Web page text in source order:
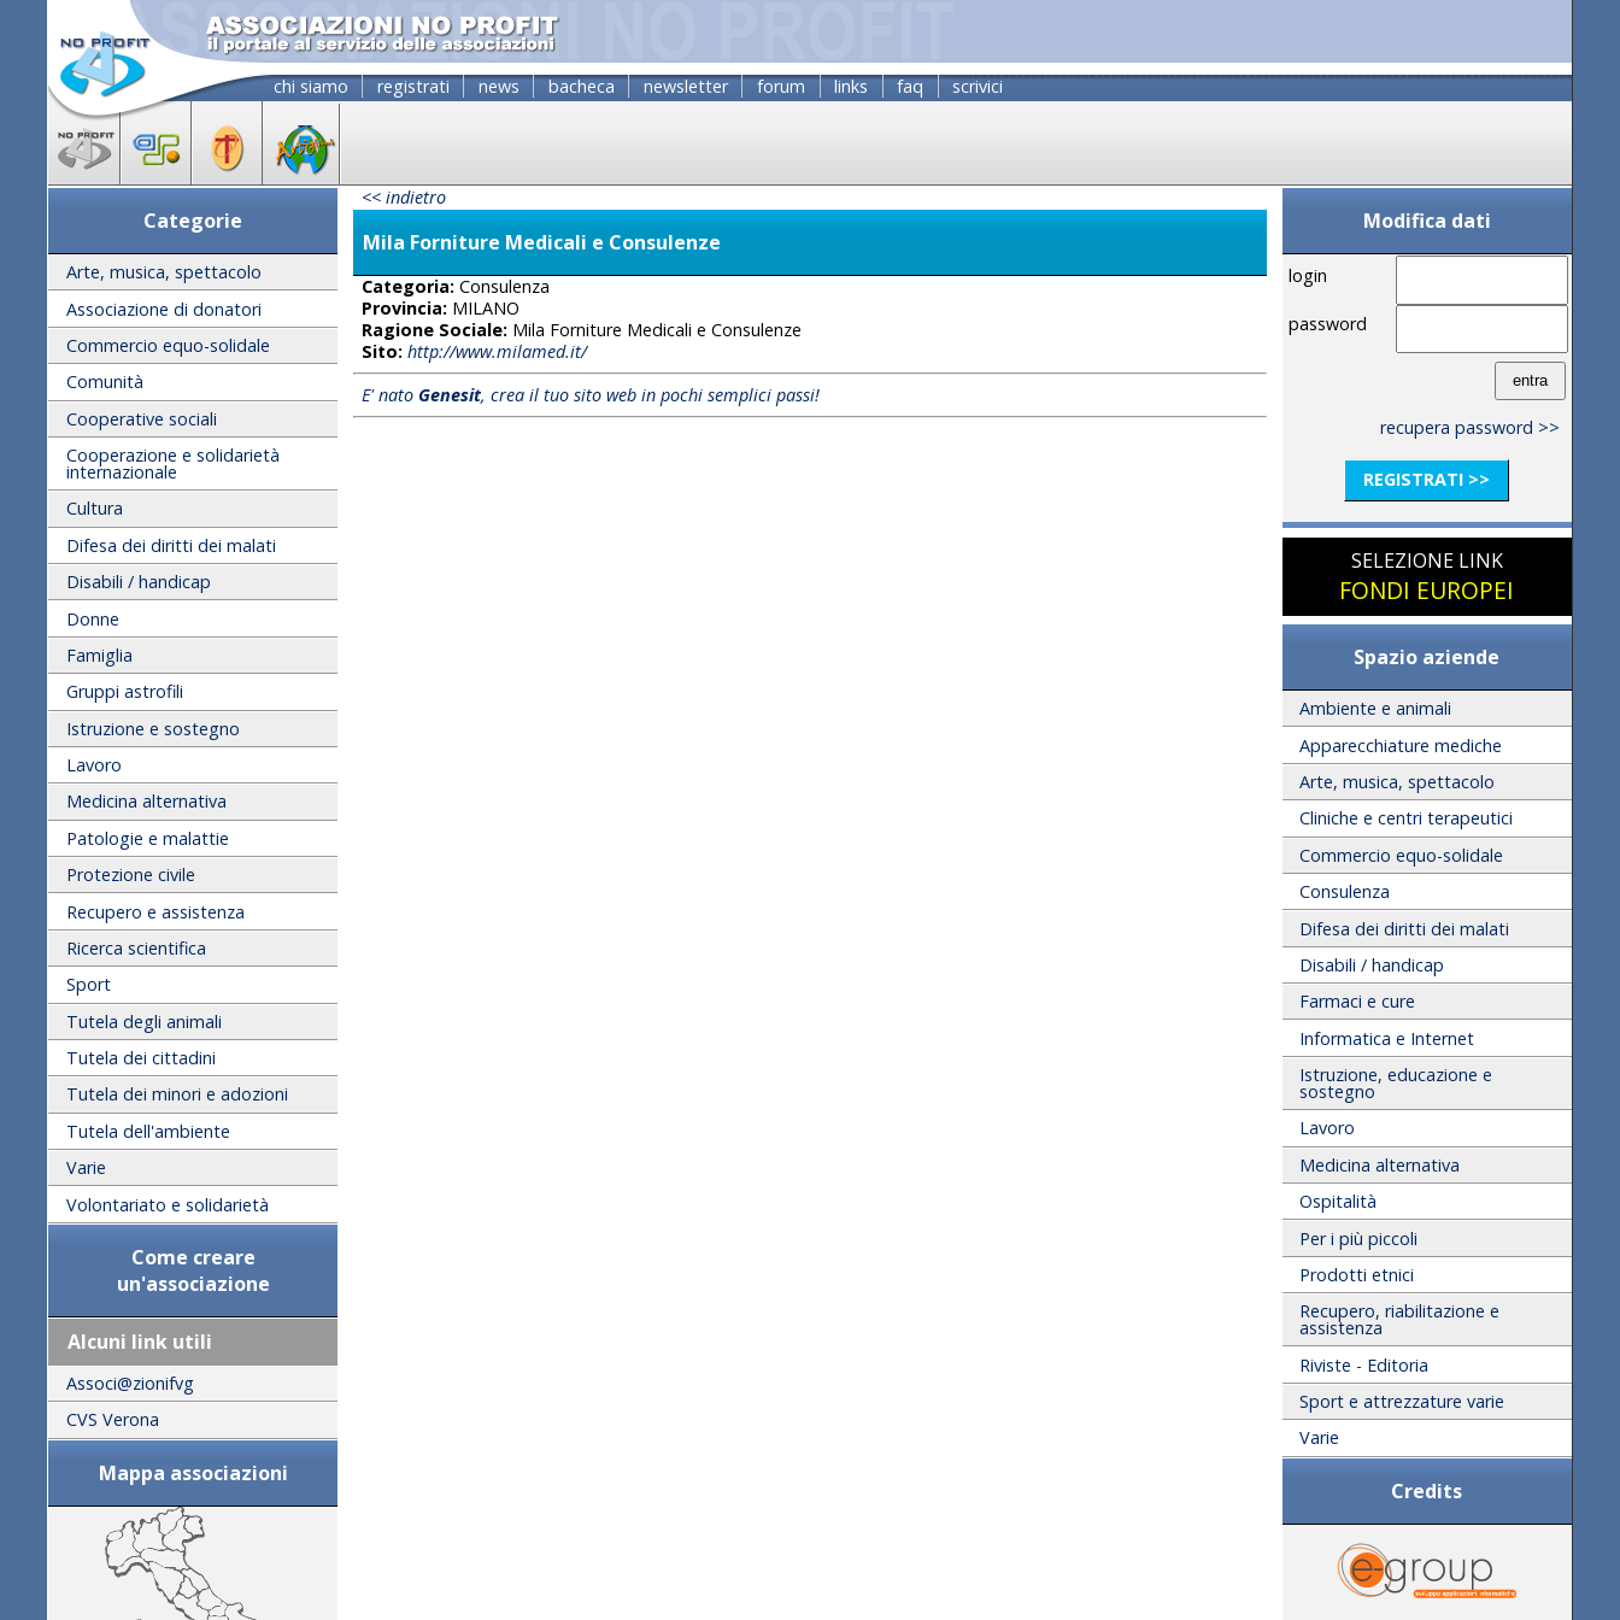
chi siamo registrati news bacheca newsletter forum links faq scrivici
Categorie
Arte, musica, spettacolo
Associazione di donatori
Commercio equo-solidale
Comunità
Cooperative sociali
Cooperazione e solidarietà
internazionale
Cultura
Difesa dei diritti dei malati
Disabili / handicap
Donne
Famiglia
Gruppi astrofili
Istruzione e sostegno
Lavoro
Medicina alternativa
Patologie e malattie
Protezione civile
Recupero e assistenza
Ricerca scientifica
Sport
Tutela degli animali
Tutela dei cittadini
Tutela dei minori e adozioni
Tutela dell'ambiente
Varie
Volontariato e solidarietà
Come creare
un'associazione
Alcuni link utili
Associ@zionifvg
CVS Verona
Mappa associazioni
<< indietro
Mila Forniture Medicali e Consulenze
Categoria: Consulenza
Provincia: MILANO
Ragione Sociale: Mila Forniture Medicali e Consulenze
Sito: http://www.milamed.it/
E' nato Genesit, crea il tuo sito web in pochi semplici passi!
Modifica dati
login
password
recupera password >>
REGISTRATI >>
SELEZIONE LINK
FONDI EUROPEI
Spazio aziende
Ambiente e animali
Apparecchiature mediche
Arte, musica, spettacolo
Cliniche e centri terapeutici
Commercio equo-solidale
Consulenza
Difesa dei diritti dei malati
Disabili / handicap
Farmaci e cure
Informatica e Internet
Istruzione, educazione e
sostegno
Lavoro
Medicina alternativa
Ospitalità
Per i più piccoli
Prodotti etnici
Recupero, riabilitazione e
assistenza
Riviste - Editoria
Sport e attrezzature varie
Varie
Credits